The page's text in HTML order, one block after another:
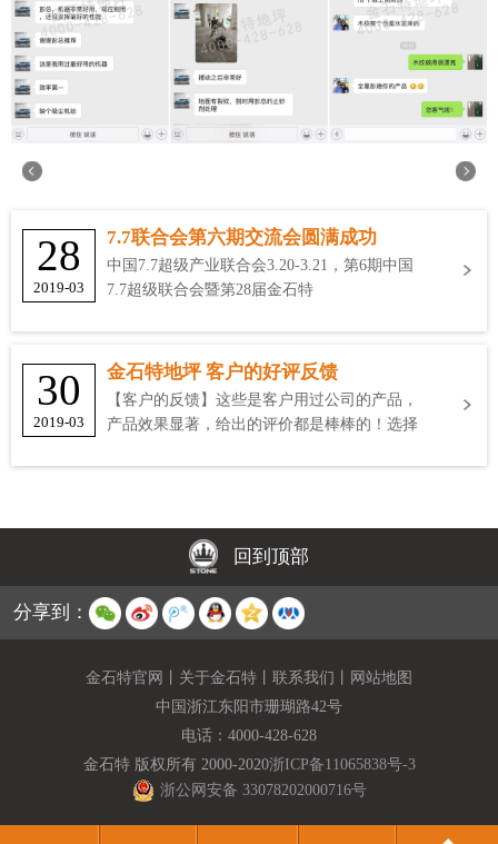
28
2019-03
7.7联合会第六期交流会圆满成功
中国7.7超级产业联合会3.20-3.21，第6期中国
7.7超级联合会暨第28届金石特
30
2019-03
金石特地坪 客户的好评反馈
【客户的反馈】这些是客户用过公司的产品，
产品效果显著，给出的评价都是棒棒的！选择
回到顶部
分享到：
金石特官网 关于金石特 联系我们
网站地图
中国浙江东阳市珊瑚路42号
电话： 4000-428-628
金石特 版权所有 2000-2020浙ICP备11065838号-3
浙公网安备 33078202000716号